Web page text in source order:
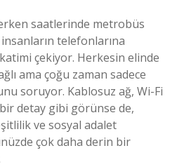
saatlerinde metrobüs
telefonlarına
çekiyor. Herkesin elinde
ama çoğu zaman sadece
soruyor. Kablosuz ağ, Wi-Fi
detay gibi görünse de,
ve sosyal adalet
çok daha derin bir